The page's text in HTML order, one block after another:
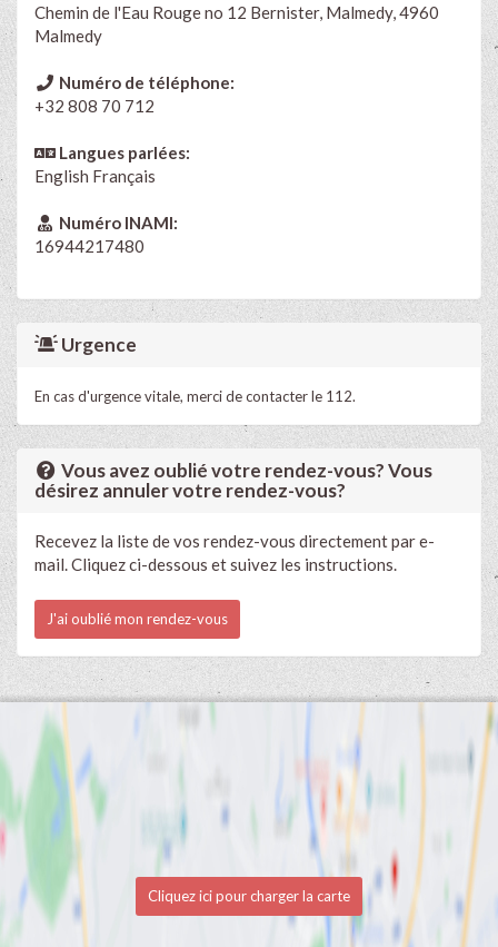
Chemin de l'Eau Rouge no 12 Bernister, Malmedy, 4960
Malmedy
Numéro de téléphone:
+32 808 70 712
Langues parlées:
English Français
Numéro INAMI:
16944217480
Urgence
En cas d'urgence vitale, merci de contacter le 112.
Vous avez oublié votre rendez-vous? Vous
désirez annuler votre rendez-vous?
Recevez la liste de vos rendez-vous directement par e-
mail. Cliquez ci-dessous et suivez les instructions.
J'ai oublié mon rendez-vous
Cliquez ici pour charger la carte